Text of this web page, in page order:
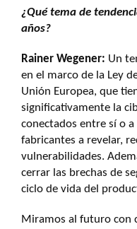
¿Qué tema de
años?
Rainer Wegener: Un
en el marco de la Ley
Unión Europea, que
significativamente la
conectados entre sí o a
fabricantes a revelar,
vulnerabilidades.
cerrar las brechas de
ciclo de vida del
Miramos al futuro con